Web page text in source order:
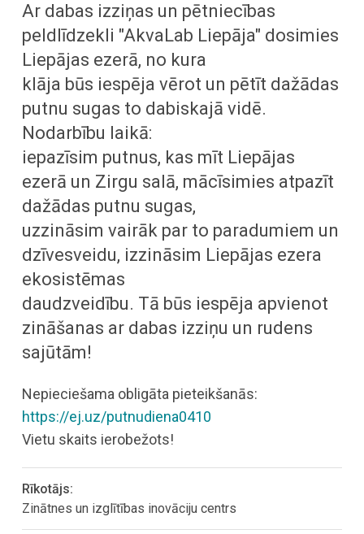
Ar dabas izziņas un pētniecības
peldlīdzekli "AkvaLab Liepāja" dosimies
Liepājas ezerā, no kura
klāja būs iespēja vērot un pētīt dažādas
putnu sugas to dabiskajā vidē.
Nodarbību laikā:
iepazīsim putnus, kas mīt Liepājas
ezerā un Zirgu salā, mācīsimies atpazīt
dažādas putnu sugas,
uzzināsim vairāk par to paradumiem un
dzīvesveidu, izzināsim Liepājas ezera
ekosistēmas
daudzveidību. Tā būs iespēja apvienot
zināšanas ar dabas izziņu un rudens
sajūtām!
Nepieciešama obligāta pieteikšanās:
https://ej.uz/putnudiena0410
Vietu skaits ierobežots!
Rīkotājs:
Zinātnes un izglītības inovāciju centrs